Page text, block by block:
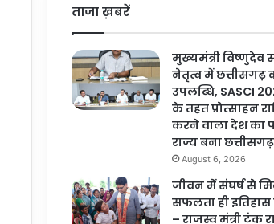
ताजा ख़बरें
मुख्यमंत्री विष्णुदेव
नेतृत्व में छत्तीसगढ़
उपलब्धि, SASCI
के तहत प्रोत्साहन
करने वाला देश का
राज्य बना
August 6, 2026
जीवन में संघर्ष से
सफलता ही इतिहास
– राजस्व मंत्री टंक